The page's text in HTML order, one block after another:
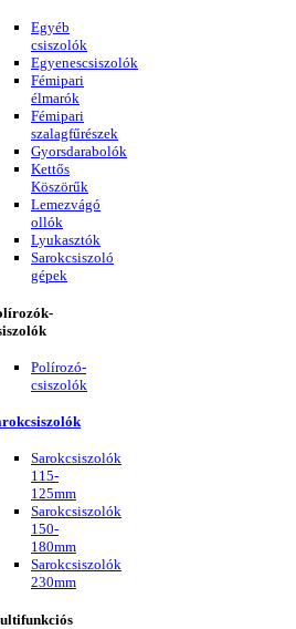
Egyéb
csiszolók
Egyenescsiszolók
Fémipari
élmarók
Fémipari
szalagfűrészek
Gyorsdarabolók
Kettős
Köszörűk
Lemezvágó
ollók
Lyukasztók
Sarokcsiszoló
gépek
Polírozó-
csiszolók
Sarokcsiszolók
115-
125mm
Sarokcsiszolók
150-
180mm
Sarokcsiszolók
230mm